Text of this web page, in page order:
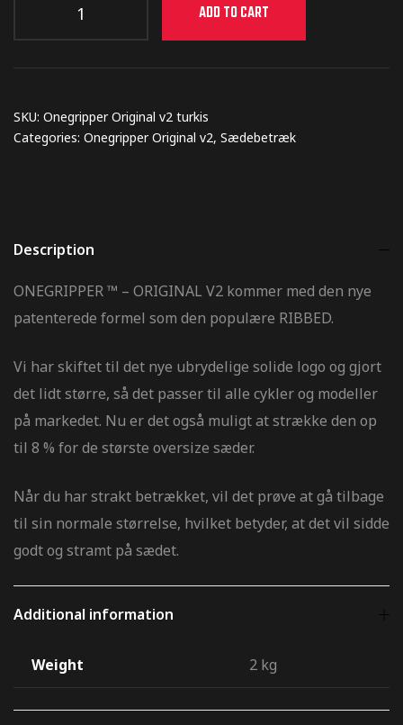
ADD TO CART
SKU: Onegripper Original v2 turkis
Categories: Onegripper Original v2, Sædebetræk
Description
ONEGRIPPER ™ – ORIGINAL V2 kommer med den nye
patenterede formel som den populære RIBBED.
Vi har skiftet til det nye ubrydelige solide logo og gjort
det lidt større, så det passer til alle cykler og modeller
på markedet. Nu er det også muligt at strække den op
til 8 % for de største oversize sæder.
Når du har strakt betrækket, vil det prøve at gå tilbage
til sin normale størrelse, hvilket betyder, at det vil sidde
godt og stramt på sædet.
Additional information
Weight 2 kg
og
og
og
sticker